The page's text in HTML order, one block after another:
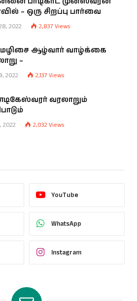
– ஒரு சிறப்பு பார்வை
2022 2,837 Views
ஆழ்வார் வாழ்க்கை
–
2022 2,137 Views
வரலாறும்
2022 2,032 Views
YouTube
WhatsApp
Instagram